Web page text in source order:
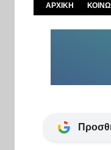
Δείτε
ΑΡΧΙΚΗ